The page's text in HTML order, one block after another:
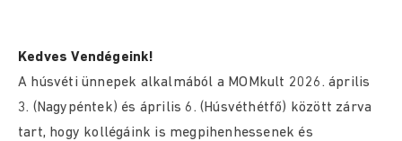
Kedves Vendégeink!
A húsvéti ünnepek alkalmából a MOMkult 2026. április
3. (Nagypéntek) és április 6. (Húsvéthétfő) között zárva
tart, hogy kollégáink is megpihenhessenek és